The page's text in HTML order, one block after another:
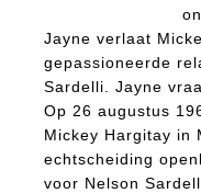
Jayne verlaat
gepassioneerde
Sardelli. Jayne
Op 26 augustus
Mickey Hargitay in
echtscheiding
voor Nelson